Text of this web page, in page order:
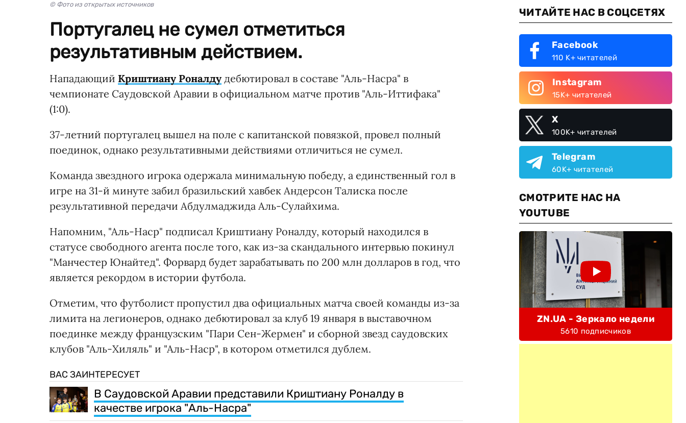
© Фото из открытых источников
Португалец не сумел отметиться
результативным действием.
Нападающий Криштиану Роналду дебютировал в составе "Аль-Насра" в
чемпионате Саудовской Аравии в официальном матче против "Аль-Иттифака"
(1:0).
37-летний португалец вышел на поле с капитанской повязкой, провел полный
поединок, однако результативными действиями отличиться не сумел.
Команда звездного игрока одержала минимальную победу, а единственный гол в
игре на 31-й минуте забил бразильский хавбек Андерсон Талиска после
результативной передачи Абдулмаджида Аль-Сулайхима.
Напомним, "Аль-Наср" подписал Криштиану Роналду, который находился в
статусе свободного агента после того, как из-за скандального интервью покинул
"Манчестер Юнайтед". Форвард будет зарабатывать по 200 млн долларов в год, что
является рекордом в истории футбола.
Отметим, что футболист пропустил два официальных матча своей команды из-за
лимита на легионеров, однако дебютировал за клуб 19 января в выставочном
поединке между французским "Пари Сен-Жермен" и сборной звезд саудовских
клубов "Аль-Хиляль" и "Аль-Наср", в котором отметился дублем.
ВАС ЗАИНТЕРЕСУЕТ
В Саудовской Аравии представили Криштиану Роналду в
качестве игрока "Аль-Насра"
ЧИТАЙТЕ НАС В СОЦСЕТЯХ
Facebook
110 K+ читателей
Instagram
15K+ читателей
X
100K+ читателей
Telegram
60K+ читателей
СМОТРИТЕ НАС НА
YOUTUBE
ZN.UA - Зеркало недели
5610 подписчиков